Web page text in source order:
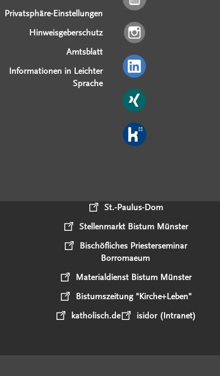
Privatsphäre-Einstellungen
Hinweisgeberschutz
Amtsblatt
Informationen in Leichter
Sprache
St.-Paulus-Dom
Stellenmarkt Bistum Münster
Bischöfliches Priesterseminar
Borromaeum
Materialdienst Bistum Münster
Bistumszeitung "Kirche+Leben"
katholisch.de
isidor (Intranet)